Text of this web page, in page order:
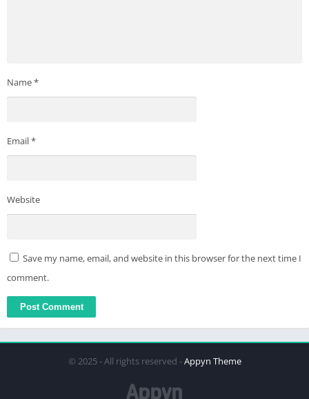
Name*
Email*
Website
Save my name, email, and website in this browser for the next time I
comment.
© 2025 - All rights reserved -Appyn Theme